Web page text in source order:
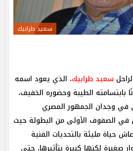
سعيد طرابيك
سعيد طرابيك، الذي يعود اسمه
بابتسامته الطيبة وحضوره الخفيف،
وجدان الجمهور المصري
في الصفوف الأولى من البطولة حيث
حياة مليئة بالتحديات الفنية
صغيرة لكنها كبيرة بتأثيرها، حتى